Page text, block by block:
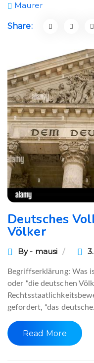
Maurer
Share:
Deutsches
Völker
By - mausi
Begriffserklärung: Was
oder “die deutschen
gefordert, “das deutsche.
Read More